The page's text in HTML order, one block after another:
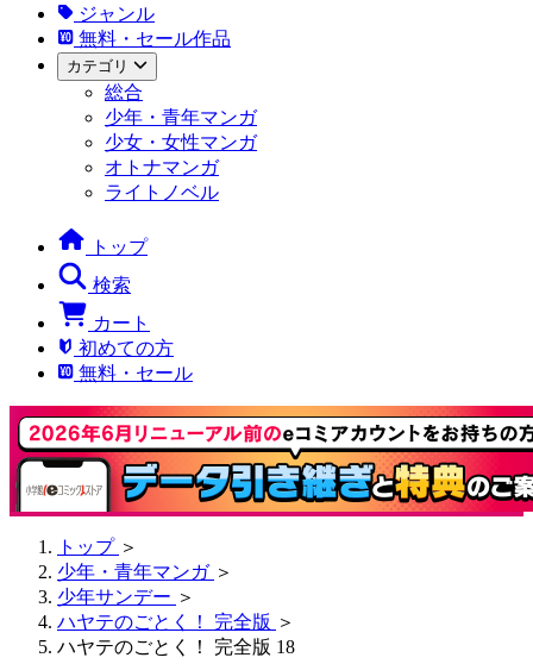
ジャンル
無料・セール作品
カテゴリ
総合
少年・青年マンガ
少女・女性マンガ
オトナマンガ
ライトノベル
トップ
検索
カート
初めての方
無料・セール
トップ ＞
少年・青年マンガ ＞
少年サンデー ＞
ハヤテのごとく！ 完全版 ＞
ハヤテのごとく！ 完全版 18